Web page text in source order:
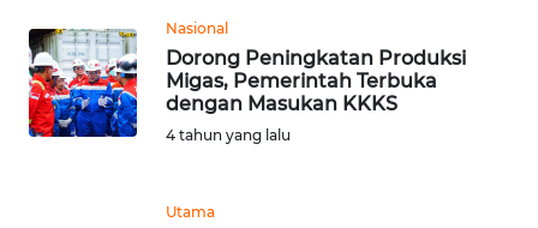
Nasional
Dorong Peningkatan Produksi
Migas, Pemerintah Terbuka
dengan Masukan KKKS
4 tahun yang lalu
Utama
WN
SULTRA
WN